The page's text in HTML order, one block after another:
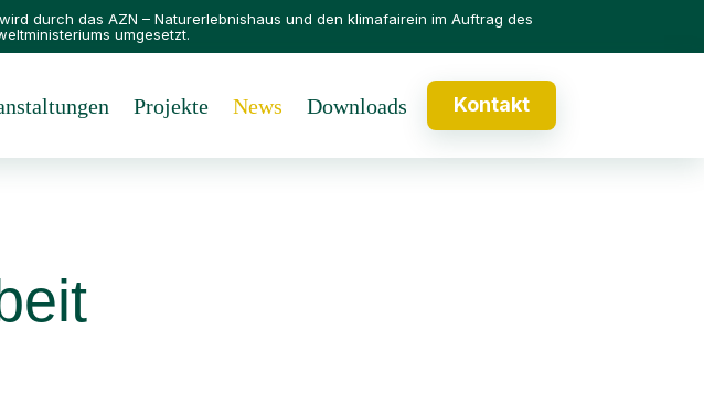
durch das AZN – Naturerlebnishaus und den klimafairein im Auftrag des
umgesetzt.
Projekte News Downloads Kontakt